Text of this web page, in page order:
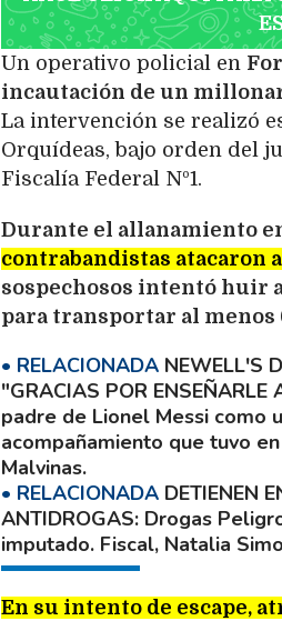
Un operativo policial en
incautación de un
La intervención se realizó
Orquídeas, bajo orden del
Fiscalía Federal Nº1.
Durante el allanamiento
contrabandistas atacaron
sospechosos intentó huir
para transportar al menos
NEWELL'S
"GRACIAS POR ENSEÑARLE
padre de Lionel Messi como
acompañamiento que tuvo
Malvinas.
DETIENEN
ANTIDROGAS Drogas
imputado. Fiscal, Natalia
En su intento de escape,